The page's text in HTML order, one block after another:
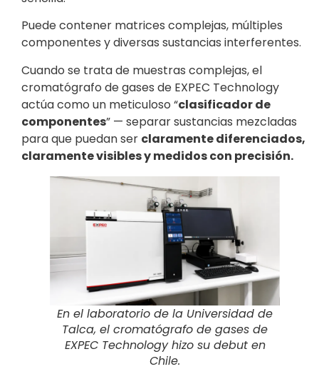
Puede contener matrices complejas, múltiples
componentes y diversas sustancias interferentes.
Cuando se trata de muestras complejas, el
cromatógrafo de gases de EXPEC Technology
actúa como un meticuloso “clasificador de
componentes” — separar sustancias mezcladas
para que puedan ser claramente diferenciados,
claramente visibles y medidos con precisión.
En el laboratorio de la Universidad de
Talca, el cromatógrafo de gases de
EXPEC Technology hizo su debut en
Chile.